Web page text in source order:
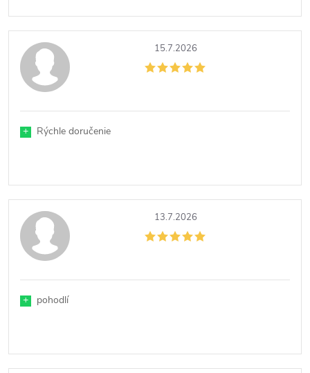
15.7.2026
+ Rýchle doručenie
13.7.2026
+ pohodlí